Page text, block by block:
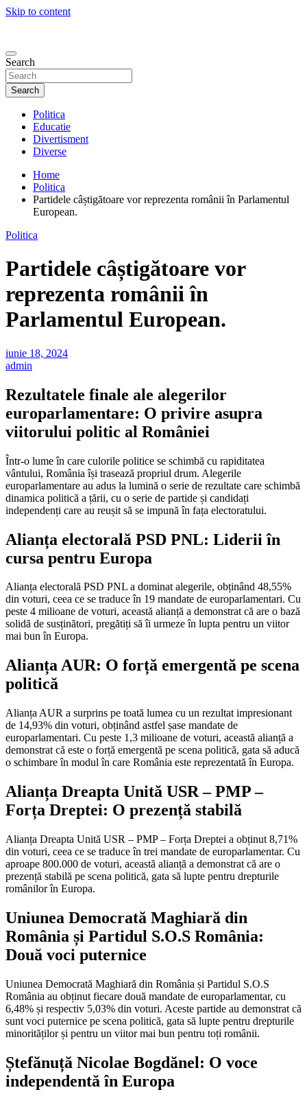
Skip to content
Search
Search
Politica
Educatie
Divertisment
Diverse
Home
Politica
Partidele câștigătoare vor reprezenta românii în Parlamentul
European.
Politica
Partidele câștigătoare vor
reprezenta românii în
Parlamentul European.
iunie 18, 2024
admin
Rezultatele finale ale alegerilor
europarlamentare: O privire asupra
viitorului politic al României
Într-o lume în care culorile politice se schimbă cu rapiditatea
vântului, România își trasează propriul drum. Alegerile
europarlamentare au adus la lumină o serie de rezultate care schimbă
dinamica politică a țării, cu o serie de partide și candidați
independenți care au reușit să se impună în fața electoratului.
Alianța electorală PSD PNL: Liderii în
cursa pentru Europa
Alianța electorală PSD PNL a dominat alegerile, obținând 48,55%
din voturi, ceea ce se traduce în 19 mandate de europarlamentari. Cu
peste 4 milioane de voturi, această alianță a demonstrat că are o bază
solidă de susținători, pregătiți să îi urmeze în lupta pentru un viitor
mai bun în Europa.
Alianța AUR: O forță emergentă pe scena
politică
Alianța AUR a surprins pe toată lumea cu un rezultat impresionant
de 14,93% din voturi, obținând astfel șase mandate de
europarlamentari. Cu peste 1,3 milioane de voturi, această alianță a
demonstrat că este o forță emergentă pe scena politică, gata să aducă
o schimbare în modul în care România este reprezentată în Europa.
Alianța Dreapta Unită USR – PMP –
Forța Dreptei: O prezență stabilă
Alianța Dreapta Unită USR – PMP – Forța Dreptei a obținut 8,71%
din voturi, ceea ce se traduce în trei mandate de europarlamentar. Cu
aproape 800.000 de voturi, această alianță a demonstrat că are o
prezență stabilă pe scena politică, gata să lupte pentru drepturile
românilor în Europa.
Uniunea Democrată Maghiară din
România și Partidul S.O.S România:
Două voci puternice
Uniunea Democrată Maghiară din România și Partidul S.O.S
România au obținut fiecare două mandate de europarlamentar, cu
6,48% și respectiv 5,03% din voturi. Aceste partide au demonstrat că
sunt voci puternice pe scena politică, gata să lupte pentru drepturile
minorităților și pentru un viitor mai bun pentru toți românii.
Ștefănuță Nicolae Bogdănel: O voce
independentă în Europa